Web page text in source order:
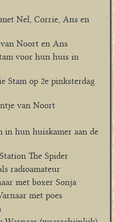
Nel, Corrie, Ans en
van Noort en Ans
voor hun huis in
Stam op 2e pinksterdag
van Noort
in hun huiskamer aan de
The Spider
radioamateur
met boxer Sonja
met poes